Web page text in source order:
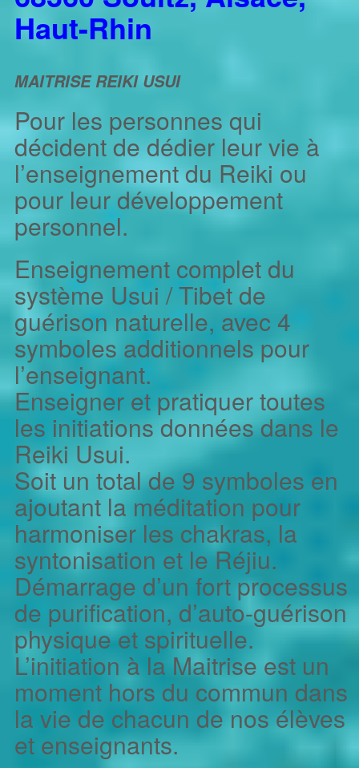
Haut-Rhin
MAITRISE REIKI USUI
Pour les personnes qui
décident de dédier leur vie à
l’enseignement du Reiki ou
pour leur développement
personnel.
Enseignement complet du
système Usui / Tibet de
guérison naturelle, avec 4
symboles additionnels pour
l’enseignant.
Enseigner et pratiquer toutes
les initiations données dans le
Reiki Usui.
Soit un total de 9 symboles en
ajoutant la méditation pour
harmoniser les chakras, la
syntonisation et le Réjiu.
Démarrage d’un fort processus
de purification, d’auto-guérison
physique et spirituelle.
L’initiation à la Maitrise est un
moment hors du commun dans
la vie de chacun de nos élèves
et enseignants.